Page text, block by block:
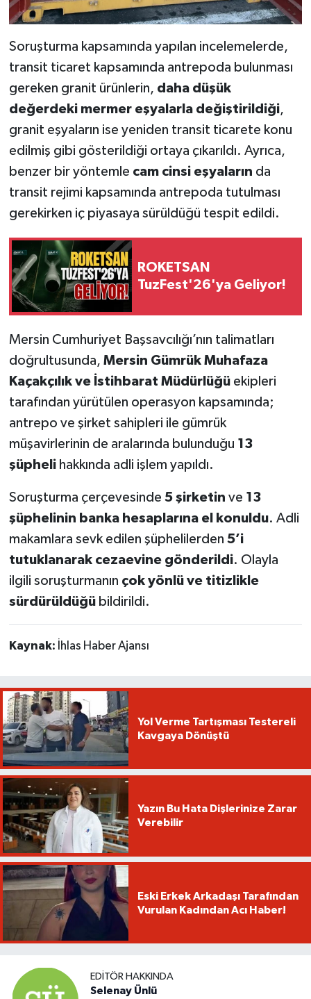
Soruşturma kapsamında yapılan incelemelerde,
transit ticaret kapsamında antrepoda bulunması
gereken granit ürünlerin, daha düşük
değerdeki mermer eşyalarla değiştirildiği,
granit eşyaların ise yeniden transit ticarete konu
edilmiş gibi gösterildiği ortaya çıkarıldı. Ayrıca,
benzer bir yöntemle cam cinsi eşyaların da
transit rejimi kapsamında antrepoda tutulması
gerekirken iç piyasaya sürüldüğü tespit edildi.
ROKETSAN
TuzFest'26'ya Geliyor!
Mersin Cumhuriyet Başsavcılığı’nın talimatları
doğrultusunda, Mersin Gümrük Muhafaza
Kaçakçılık ve İstihbarat Müdürlüğüekipleri
tarafından yürütülen operasyon kapsamında;
antrepo ve şirket sahipleri ile gümrük
müşavirlerinin de aralarında bulunduğu 13
şüphelihakkında adli işlem yapıldı.
Soruşturma çerçevesinde 5 şirketin ve 13
şüphelinin banka hesaplarına el konuldu. Adli
makamlara sevk edilen şüphelilerden 5’i
tutuklanarak cezaevine gönderildi. Olayla
ilgili soruşturmanın çok yönlü ve titizlikle
sürdürüldüğübildirildi.
Kaynak: İhlas Haber Ajansı
Yol Verme Tartışması Testereli
Kavgaya Dönüştü
Yazın Bu Hata Dişlerinize Zarar
Verebilir
Eski Erkek Arkadaşı Tarafından
Vurulan Kadından Acı Haber!
EDITÖR HAKKINDA
Selenay Ünlü